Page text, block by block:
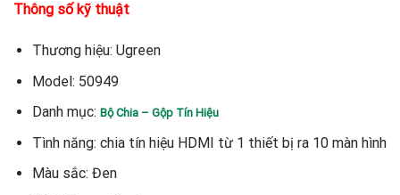
Thông số kỹ thuật
Thương hiệu: Ugreen
Model: 50949
Danh mục: Bộ Chia – Gộp Tín Hiệu
Tình năng: chia tín hiệu HDMI từ 1 thiết bị ra 10 màn hình
Màu sắc: Đen